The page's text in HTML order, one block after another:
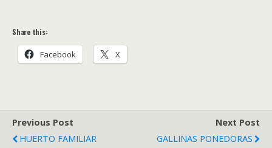
Share this:
Facebook X
Previous Post
HUERTO FAMILIAR
Next Post
GALLINAS PONEDORAS